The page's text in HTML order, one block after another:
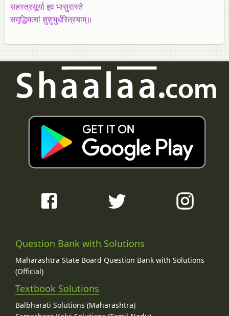
सहस्त्रसूर्या इव भासुरास्ते
समृद्धिमत्यां शुशुभुर्धरित्रयाम्‌॥
Question Bank with Solutions
Maharashtra State Board Question Bank with Solutions
(Official)
Textbook Solutions
Balbharati Solutions (Maharashtra)